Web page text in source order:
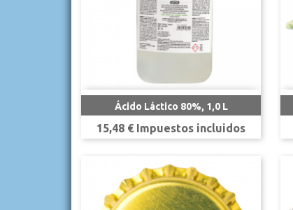
Ácido Láctico 80%, 1,0 L
Precio
15,48 € Impuestos incluidos
 Vista rápida